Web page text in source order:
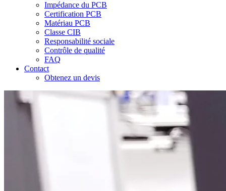
Impédance du PCB
Certification PCB
Matériau PCB
Classe CIB
Responsabilité sociale
Contrôle de qualité
FAQ
Contact
Obtenez un devis